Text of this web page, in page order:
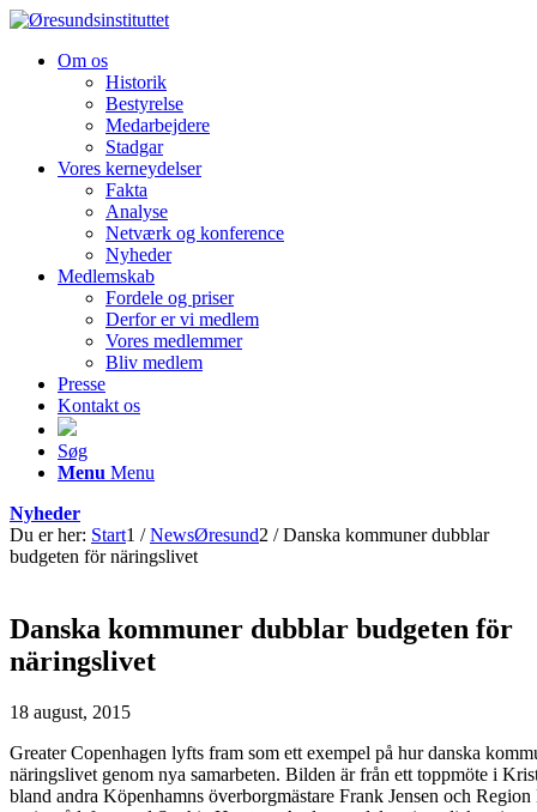
Om os
Historik
Bestyrelse
Medarbejdere
Stadgar
Vores kerneydelser
Fakta
Analyse
Netværk og konference
Nyheder
Medlemskab
Fordele og priser
Derfor er vi medlem
Vores medlemmer
Bliv medlem
Presse
Kontakt os
Søg
Menu Menu
Nyheder
Du er her: Start1 / NewsØresund2 / Danska kommuner dubblar
budgeten för näringslivet
Danska kommuner dubblar budgeten för
näringslivet
18 august, 2015
Greater Copenhagen lyfts fram som ett exempel på hur danska
näringslivet genom nya samarbeten. Bilden är från ett toppmöte i
bland andra Köpenhamns överborgmästare Frank Jensen och Region